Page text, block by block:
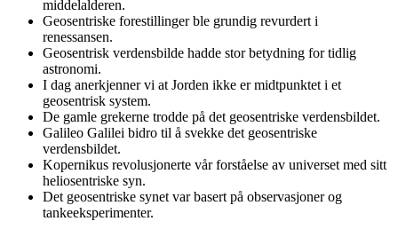
middelalderen.
Geosentriske forestillinger ble grundig revurdert i
renessansen.
Geosentrisk verdensbilde hadde stor betydning for tidlig
astronomi.
I dag anerkjenner vi at Jorden ikke er midtpunktet i et
geosentrisk system.
De gamle grekerne trodde på det geosentriske verdensbildet.
Galileo Galilei bidro til å svekke det geosentriske
verdensbildet.
Kopernikus revolusjonerte vår forståelse av universet med sitt
heliosentriske syn.
Det geosentriske synet var basert på observasjoner og
tankeeksperimenter.